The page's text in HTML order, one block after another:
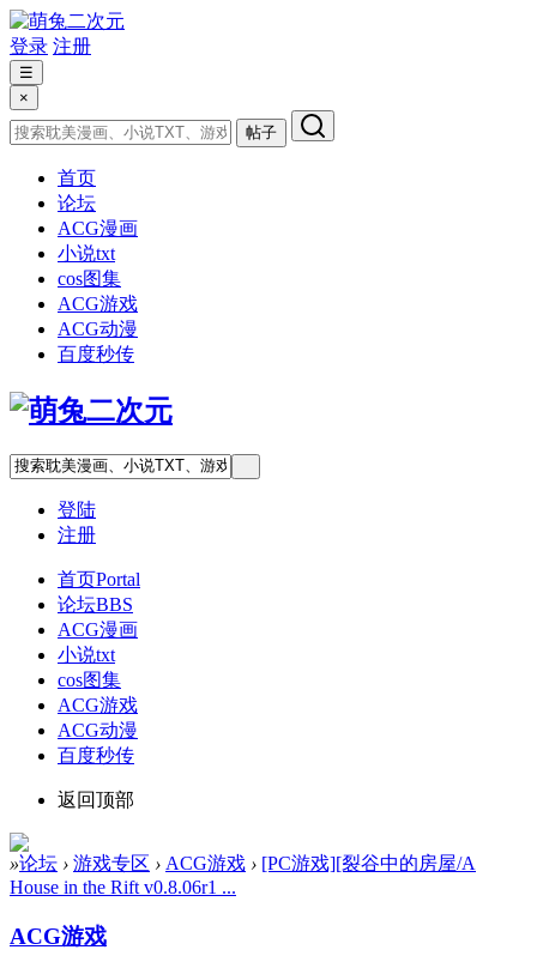
登录 注册
☰
×
帖子
首页
论坛
ACG漫画
小说txt
cos图集
ACG游戏
ACG动漫
百度秒传
登陆
注册
首页Portal
论坛BBS
ACG漫画
小说txt
cos图集
ACG游戏
ACG动漫
百度秒传
返回顶部
»论坛 › 游戏专区 › ACG游戏 › [PC游戏][裂谷中的房屋/A
House in the Rift v0.8.06r1 ...
ACG游戏